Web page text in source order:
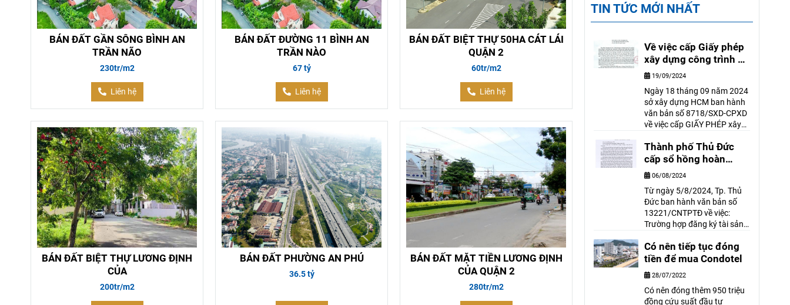
BÁN ĐẤT GẦN SÔNG BÌNH AN
TRẦN NÃO
230tr/m2
Liên hệ
BÁN ĐẤT ĐƯỜNG 11 BÌNH AN
TRẦN NÀO
67 tỷ
Liên hệ
BÁN ĐẤT BIỆT THỰ 50HA CÁT LÁI
QUẬN 2
60tr/m2
Liên hệ
BÁN ĐẤT BIỆT THỰ LƯƠNG ĐỊNH
CỦA
200tr/m2
BÁN ĐẤT PHƯỜNG AN PHÚ
36.5 tỷ
BÁN ĐẤT MẶT TIỀN LƯƠNG ĐỊNH
CỦA QUẬN 2
280tr/m2
TIN TỨC MỚI NHẤT
Về việc cấp Giấy phép
xây dựng công trình có
hầm trên địa bàn Tp.
19/09/2024
Ngày 18 tháng 09 năm 2024
sở xây dựng HCM ban hành
văn bản số 8718/SXD-CPXD
về việc cấp GIẤY PHÉP xây
địa bàn TP. Hồ Chí Minh. Văn
bản có nội dung như sau:
Thành phố Thủ Đức
cấp sổ hồng hoàn
công cho nhà có giấy
06/08/2024
Từ ngày 5/8/2024, Tp. Thủ
Đức ban hành văn bản số
13221/CNTPTĐ về việc:
Trường hợp đăng ký tài sản
được cấp Giấy chứng nhận
hoặc đăng ký thay đổi về tài
giấy phép xây dựng có thời
hạn.
Có nên tiếp tục đóng
tiền để mua Condotel
28/07/2022
Có nên đóng thêm 950 triệu
đồng cứu suất đầu tư